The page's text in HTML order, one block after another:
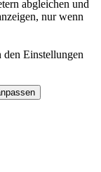
abgleichen und
nur wenn
Einstellungen